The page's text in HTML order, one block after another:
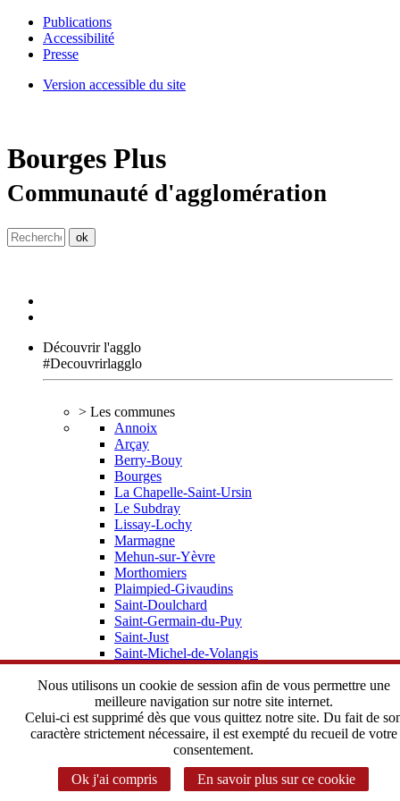
Publications
Accessibilité
Presse
Version accessible du site
Bourges Plus
Communauté d'agglomération
Découvrir l'agglo
#Decouvrirlagglo
> Les communes
Annoix
Arçay
Berry-Bouy
Bourges
La Chapelle-Saint-Ursin
Le Subdray
Lissay-Lochy
Marmagne
Mehun-sur-Yèvre
Morthomiers
Plaimpied-Givaudins
Saint-Doulchard
Saint-Germain-du-Puy
Saint-Just
Saint-Michel-de-Volangis
Trouy
Vorly
> Elus, statuts
Depuis 2002 une histoire commune
Le Bureau Communautaire
Le Conseil Communautaire
Les statuts de l'Agglomération
> Instances Communautaires
Nous utilisons un cookie de session afin de vous permettre une
meilleure navigation sur notre site internet.
Celui-ci est supprimé dès que vous quittez notre site. Du fait de
caractère strictement nécessaire, il est exempté du recueil de votre
consentement.
Ok j'ai compris
En savoir plus sur ce cookie